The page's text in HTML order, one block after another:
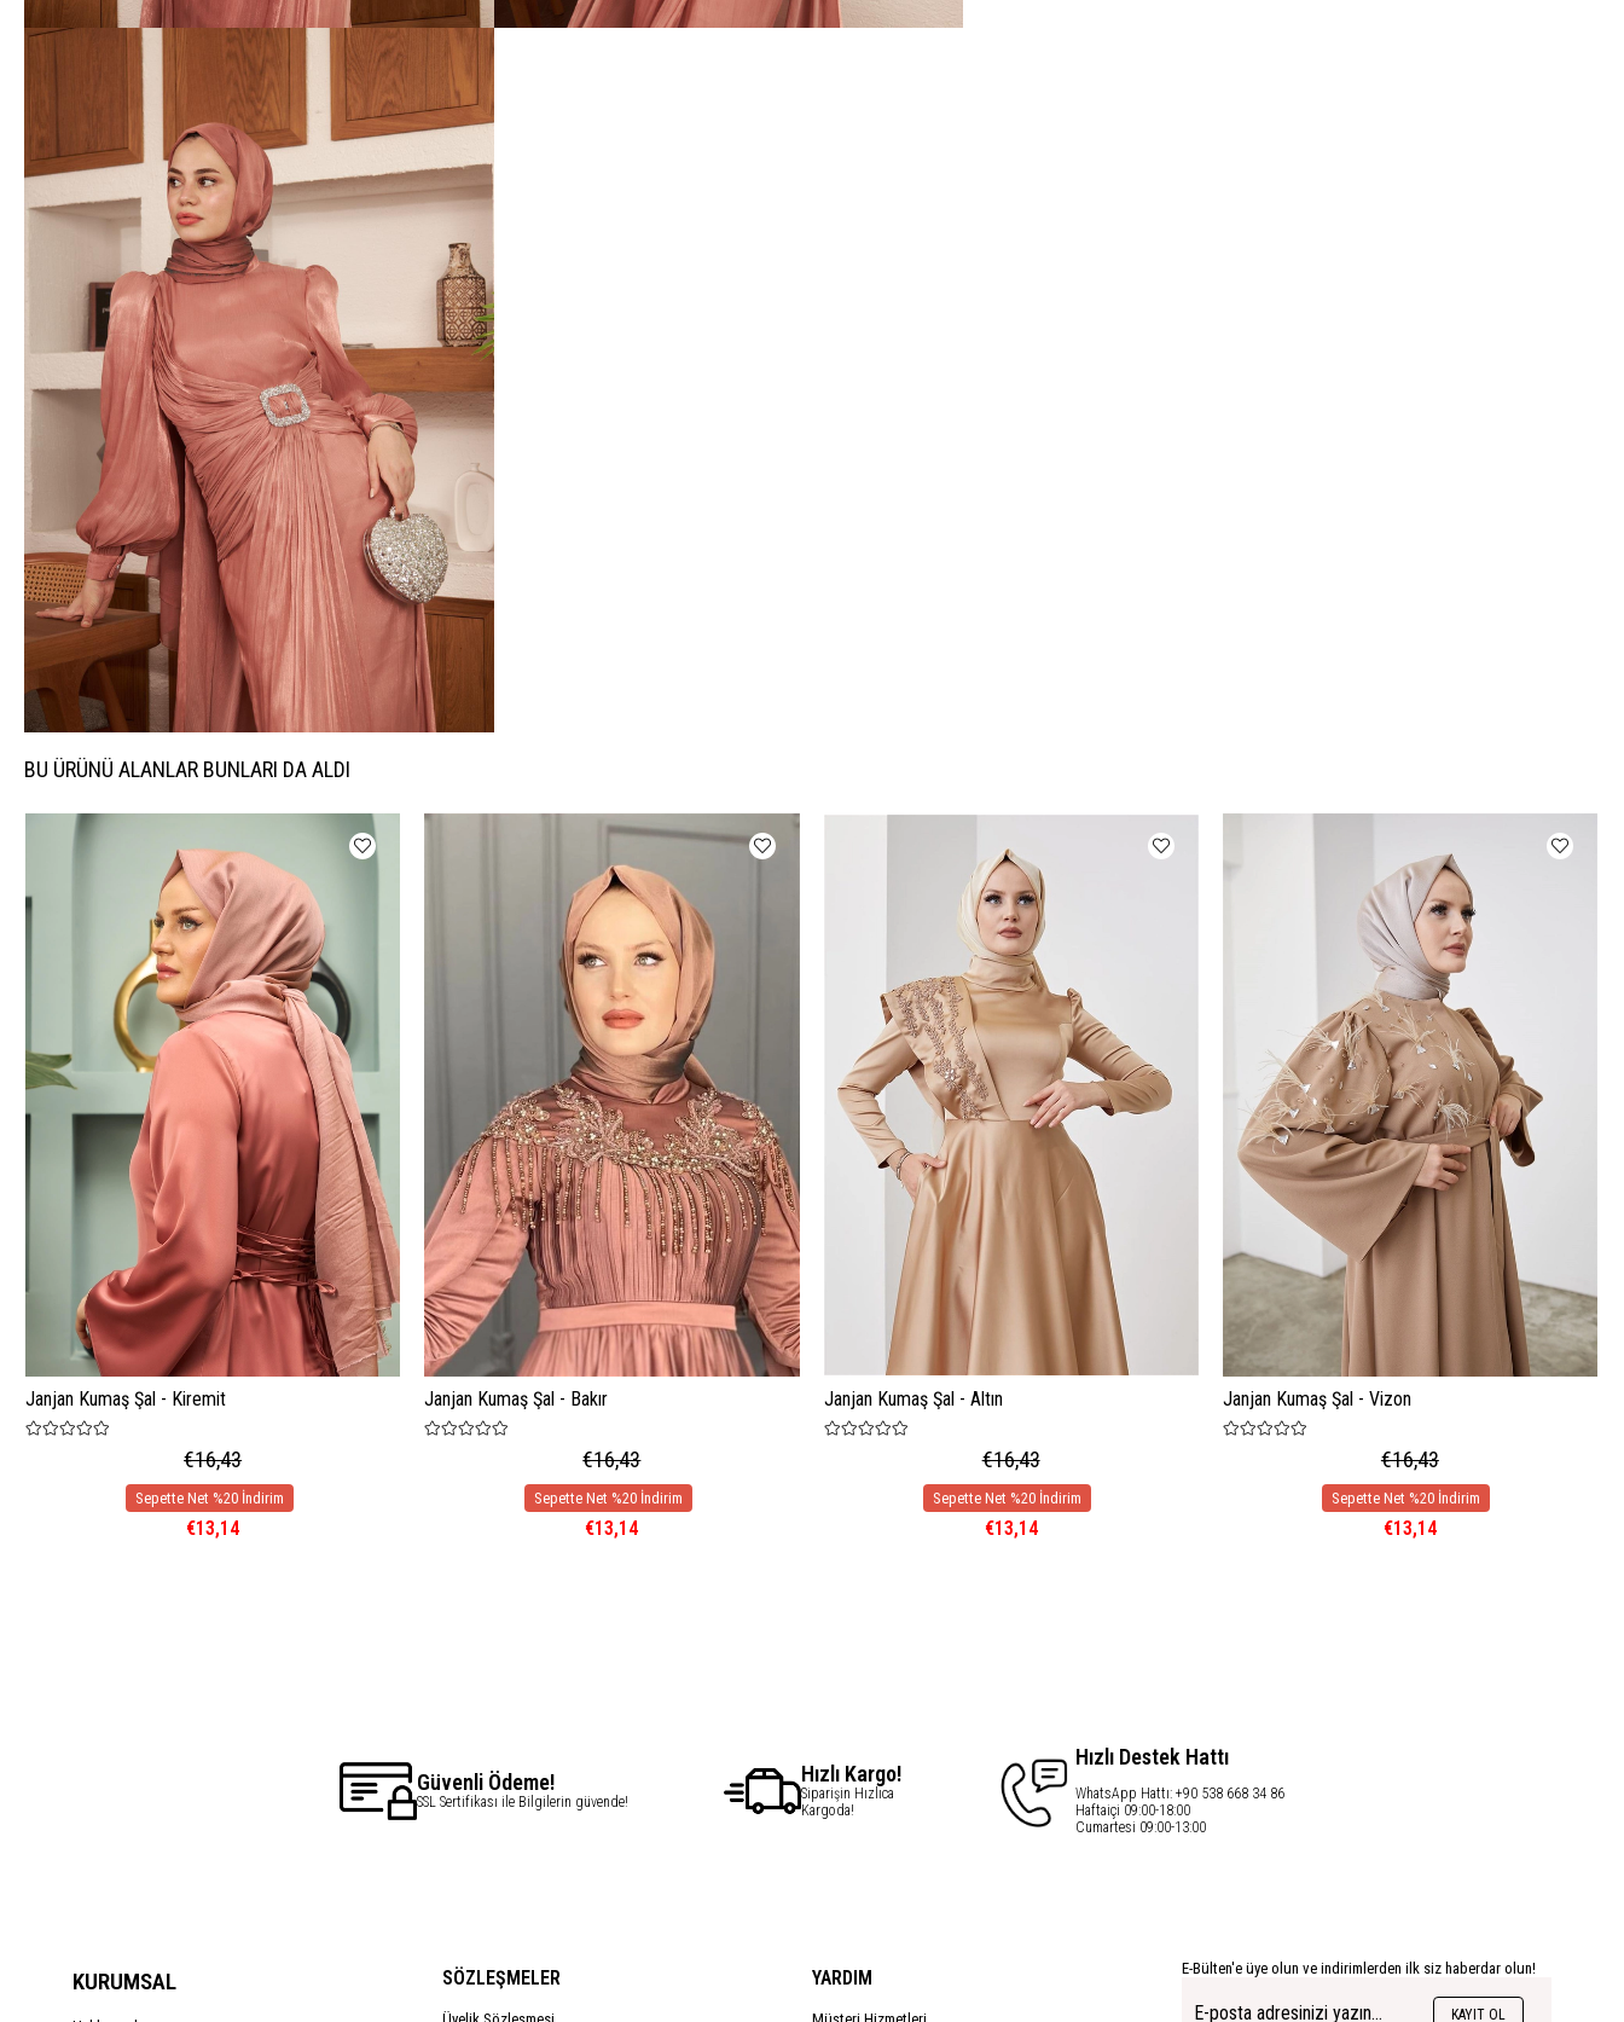
BU ÜRÜNÜ ALANLAR BUNLARI DA ALDI
Janjan Kumaş Şal - Kiremit
€16,43
€13,14
Janjan Kumaş Şal - Bakır
€16,43
€13,14
Janjan Kumaş Şal - Altın
€16,43
€13,14
Janjan Kumaş Şal - Vizon
€16,43
€13,14
Güvenli Ödeme!
SSL Sertifikası ile Bilgilerin güvende!
Hızlı Kargo!
Siparişin Hızlıca
Kargoda!
Hızlı Destek Hattı
WhatsApp Hattı: +90 538 668 34 86
Haftaiçi 09:00-18:00
Cumartesi 09:00-13:00
KURUMSAL SÖZLEŞMELER
Üyelik Sözleşmesi
YARDIM
Müşteri Hizmetleri
E-Bülten'e üye olun ve indirimlerden ilk siz haberdar olun!
KAYIT OL